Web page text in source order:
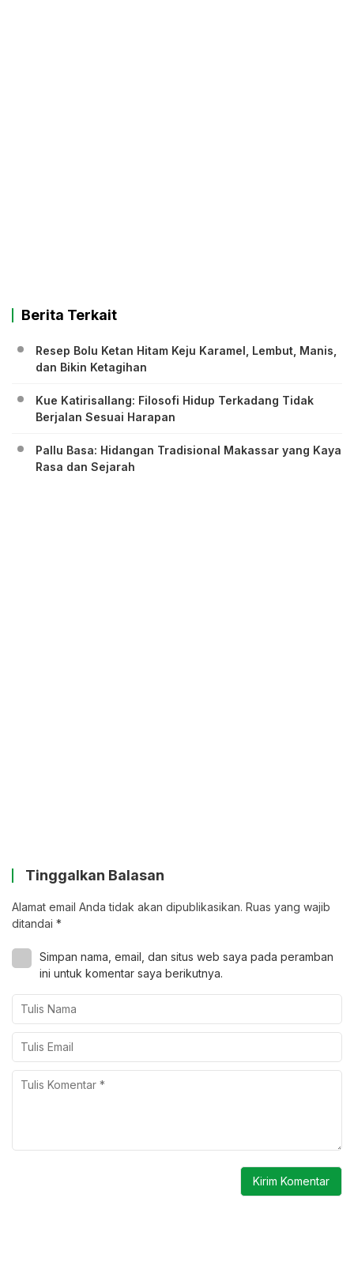
Berita Terkait
Resep Bolu Ketan Hitam Keju Karamel, Lembut, Manis,
dan Bikin Ketagihan
Kue Katirisallang: Filosofi Hidup Terkadang Tidak
Berjalan Sesuai Harapan
Pallu Basa: Hidangan Tradisional Makassar yang Kaya
Rasa dan Sejarah
Tinggalkan Balasan
Alamat email Anda tidak akan dipublikasikan. Ruas yang wajib
ditandai *
Simpan nama, email, dan situs web saya pada peramban
ini untuk komentar saya berikutnya.